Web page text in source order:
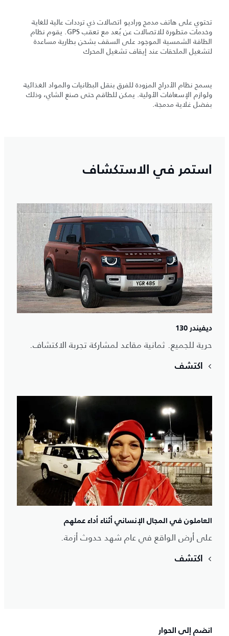
تحتوي على هاتف مدمج وراديو اتصالات ذي ترددات عالية للغاية
وخدمات متطورة للاتصالات عن بُعد مع تعقب GPS. يقوم نظام
الطاقة الشمسية الموجود على السقف بشحن بطارية مساعدة
لتشغيل الملحقات عند إيقاف تشغيل المحرك
يسمح نظام الأدراج المزودة للفرق بنقل البطانيات والمواد الغذائية
ولوازم الإسعافات الأولية. يمكن للطاقم حتى صنع الشاي، وذلك
بفضل غلاية مدمجة.
استمر في الاستكشاف
ديفيندر 130
حرية للجميع. ثمانية مقاعد لمشاركة تجربة الاكتشاف.
اكتشف
العاملون في المجال الإنساني أثناء أداء عملهم
على أرض الواقع في عام شهد حدوث أزمة.
اكتشف
انضم إلى الحوار